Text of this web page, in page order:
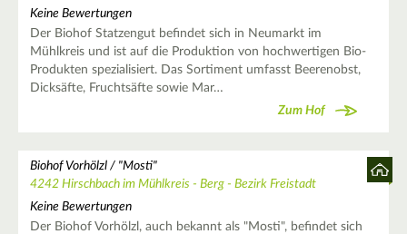
Keine Bewertungen
Der Biohof Statzengut befindet sich in Neumarkt im
Mühlkreis und ist auf die Produktion von hochwertigen Bio-
Produkten spezialisiert. Das Sortiment umfasst Beerenobst,
Dicksäfte, Fruchtsäfte sowie Mar…
Zum Hof
Biohof Vorhölzl / "Mosti"
4242 Hirschbach im Mühlkreis - Berg - Bezirk Freistadt
Keine Bewertungen
Der Biohof Vorhölzl, auch bekannt als "Mosti", befindet sich